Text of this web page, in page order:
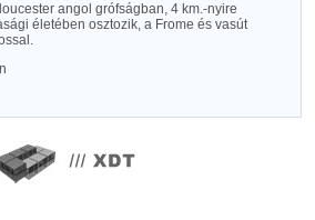
angol grófságban, 4 km.-nyire
életében osztozik, a Frome és vasút